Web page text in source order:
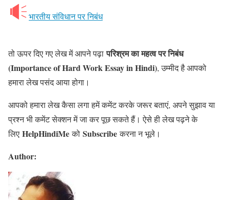
भारतीय संविधान पर निबंध
तो ऊपर दिए गए लेख में आपने पढ़ापरिश्रम का महत्व पर निबंध
(Importance of Hard Work Essay in Hindi), उम्मीद है आपको
हमारा लेख पसंद आया होगा।
आपको हमारा लेख कैसा लगा हमें कमेंट करके जरूर बताएं, अपने सुझाव या
प्रश्न भी कमेंट सेक्शन में जा कर पूछ सकते हैं। ऐसे ही लेख पढ़ने के
लिए HelpHindiMeको Subscribeकरना न भूले।
Author: